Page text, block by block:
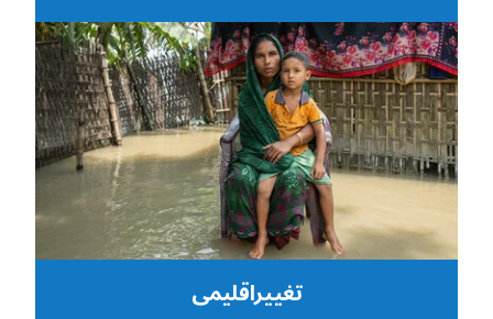
تغییراقلیمی